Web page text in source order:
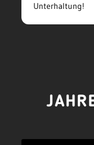
Unterhaltung!